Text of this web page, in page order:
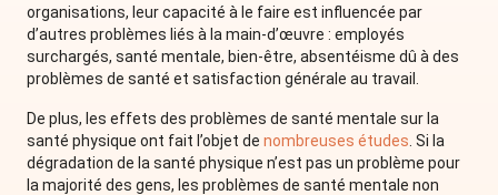
organisations, leur capacité à le faire est influencée par
d’autres problèmes liés à la main-d’œuvre : employés
surchargés, santé mentale, bien-être, absentéisme dû à des
problèmes de santé et satisfaction générale au travail.
De plus, les effets des problèmes de santé mentale sur la
santé physique ont fait l’objet de nombreuses études . Si la
dégradation de la santé physique n’est pas un problème pour
la majorité des gens, les problèmes de santé mentale non